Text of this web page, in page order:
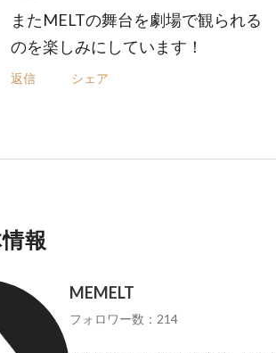
またMELTの舞台を劇場で観られる
のを楽しみにしています！
返信 シェア
報
MEMELT
フォロワー数：214